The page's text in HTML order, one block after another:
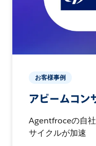
お客様事例
アビームコン
Agentfroceの自
サイクルが加速